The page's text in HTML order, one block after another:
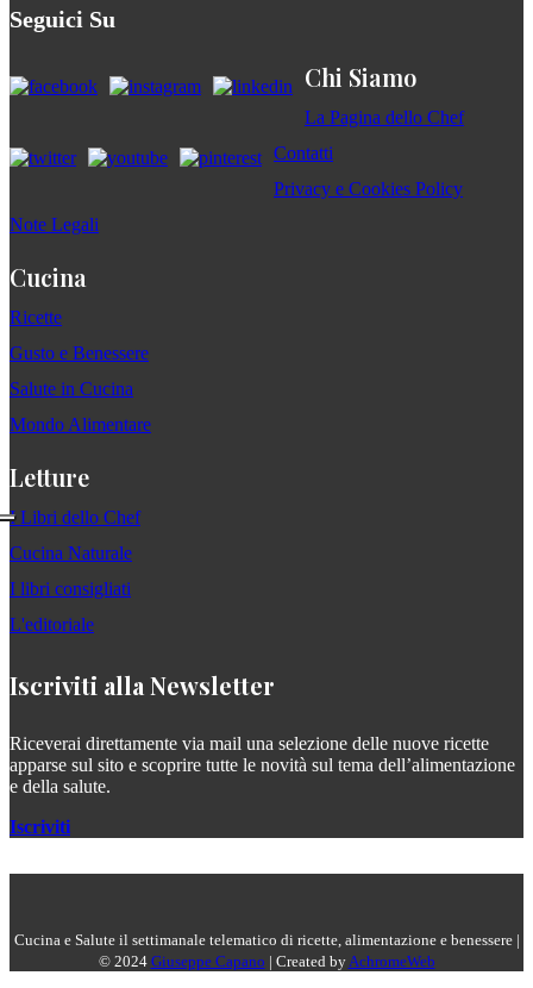
Seguici Su
Chi Siamo
La Pagina dello Chef
Contatti
Privacy e Cookies Policy
Note Legali
Cucina
Ricette
Gusto e Benessere
Salute in Cucina
Mondo Alimentare
Letture
I Libri dello Chef
Cucina Naturale
I libri consigliati
L'editoriale
Iscriviti alla Newsletter
Riceverai direttamente via mail una selezione delle nuove ricette
apparse sul sito e scoprire tutte le novità sul tema dell’alimentazione
e della salute.
Iscriviti
Cucina e Salute il settimanale telematico di ricette, alimentazione e benessere |
© 2024 Giuseppe Capano | Created by AchromeWeb